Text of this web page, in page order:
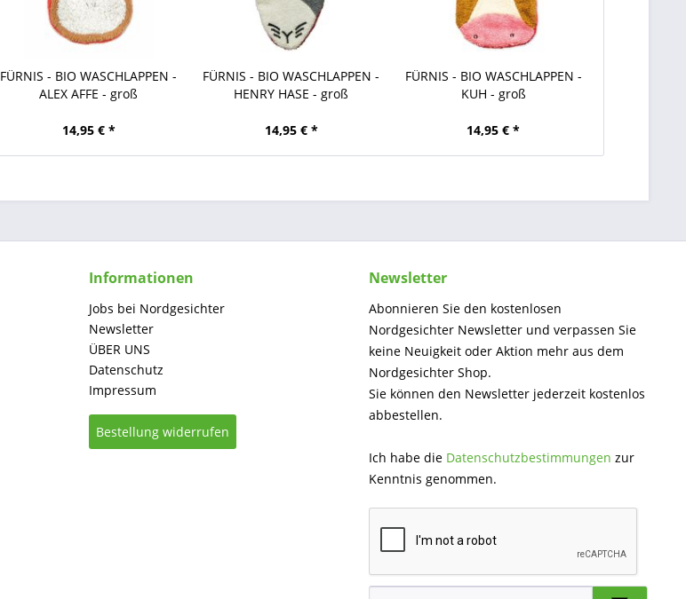
FÜRNIS - BIO WASCHLAPPEN -
ALEX AFFE - groß
14,95 € *
FÜRNIS - BIO WASCHLAPPEN -
HENRY HASE - groß
14,95 € *
FÜRNIS - BIO WASCHLAPPEN -
KUH - groß
14,95 € *
Informationen
Jobs bei Nordgesichter
Newsletter
ÜBER UNS
Datenschutz
Impressum
Bestellung widerrufen
Newsletter
Abonnieren Sie den kostenlosen
Nordgesichter Newsletter und verpassen Sie
keine Neuigkeit oder Aktion mehr aus dem
Nordgesichter Shop.
Sie können den Newsletter jederzeit kostenlos
abbestellen.
Ich habe die Datenschutzbestimmungen zur
Kenntnis genommen.